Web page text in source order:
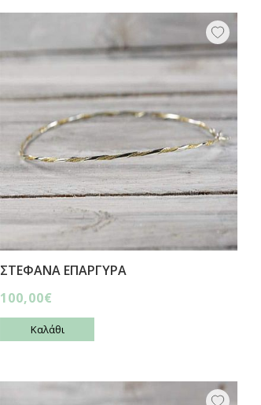
ΣΤΕΦΑΝΑ ΕΠΑΡΓΥΡΑ
100,00€
Καλάθι